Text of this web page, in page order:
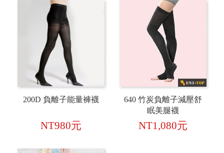
200D 負離子能量褲襪
NT980元
640 竹炭負離子減壓舒
眠美腿襪
NT1,080元